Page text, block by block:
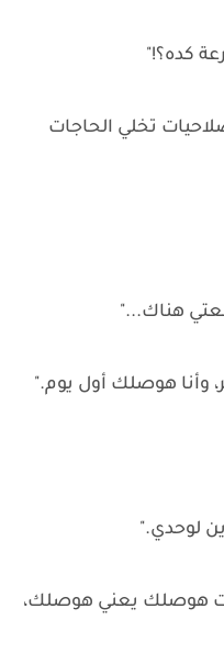
كده؟!"
تخلي الحاجات
هناك..."
وأنا هوصلك أول يوم."
لوحدي."
هوصلك يعني هوصلك،